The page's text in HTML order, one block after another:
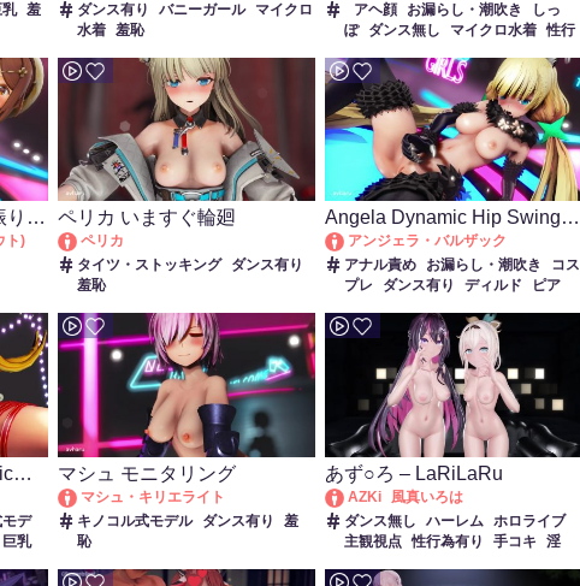
乳
羞
ダンス有り
バニーガール
マイクロ
水着
羞恥
アヘ顔 お漏らし・潮吹き
しっ
ぽ
ダンス無し マイクロ水着 性行
輪・鎖・拘束具
りダ
ト)
ペリカ いますぐ輪廻
ペリカ
タイツ・ストッキング
ダンス有り
羞恥
Angela Dynamic Hip Swing
Dance
アンジェラ・バルザック
アナル責め
お漏らし・潮吹き
コス
プレ
ダンス有り ディルド
ピア
モデ
巨乳
マシュ モニタリング
マシュ・キリエライト
キノコル式モデル
ダンス有り
羞
恥
あず○ろ – LaRiLaRu
AZKi
風真いろは
ダンス無し
ハーレム
ホロライブ
主観視点 性行為有り 手コキ
淫